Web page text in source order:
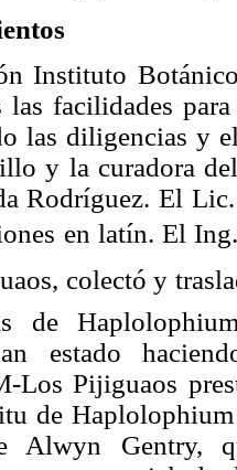
Instituto
las facilidades
las diligencias y
y la curadora
Rodríguez. El
en latín. El
colectó y
de
estado
Los Pijiguaos
de
Alwyn Gentry,